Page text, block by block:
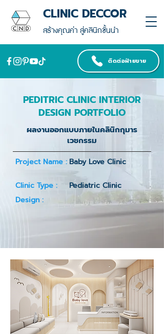
สร้างคุณค่า สู่คลินิกชั้นนำ
CLINIC DECCOR
ติดต่อฝ่ายขาย
PEDITRIC CLINIC INTERIOR
DESIGN PORTFOLIO
ผลงานออกแบบภายในคลินิกกุมาร
เวชกรรม
Project Name : Baby Love Clinic
Clinic Type :
Pediatric Clinic
Design :